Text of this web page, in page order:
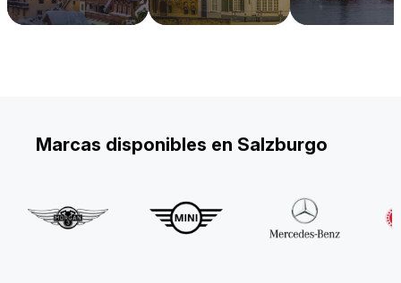
Marcas disponibles en Salzburgo